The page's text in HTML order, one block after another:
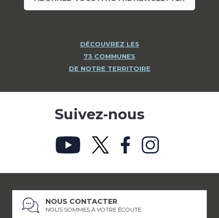
DÉCOUVREZ LES
73 COMMUNES
DE NOTRE TERRITOIRE
Suivez-nous
NOUS CONTACTER
NOUS SOMMES À VOTRE ÉCOUTE